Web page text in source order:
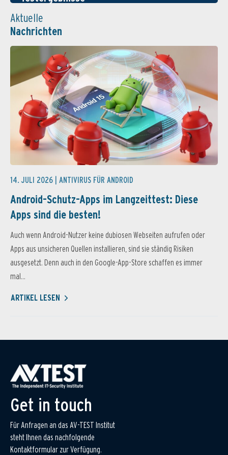
Aktuelle
Nachrichten
14. JULI 2026 | ANTIVIRUS FÜR ANDROID
Android-Schutz-Apps im Langzeittest: Diese
Apps sind die besten!
Auch wenn Android-Nutzer keine dubiosen Webseiten aufrufen oder
Apps aus unsicheren Quellen installieren, sind sie ständig Risiken
ausgesetzt. Denn auch in den Google-App-Store schaffen es immer
mal...
ARTIKEL LESEN
Get in touch
Für Anfragen an das AV-TEST Institut
steht Ihnen das nachfolgende
Kontaktformular zur Verfügung.